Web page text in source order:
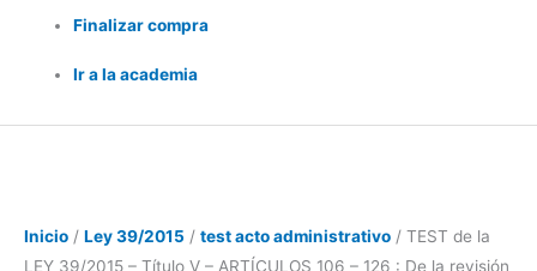
Finalizar compra
Ir a la academia
Inicio / Ley 39/2015 / test acto administrativo / TEST de la
LEY 39/2015 – Título V – ARTÍCULOS 106 – 126 : De la revisión
de
la